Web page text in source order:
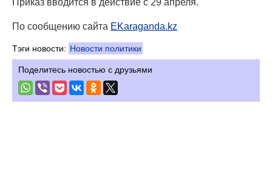
Приказ вводится в действие с 29 апреля.
По сообщению сайта EKaraganda.kz
Тэги новости: Новости политики
Поделитесь новостью с друзьями